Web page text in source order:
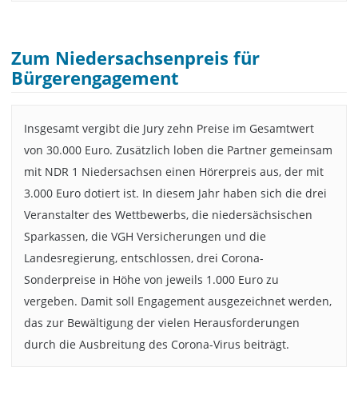
Zum Niedersachsenpreis für
Bürgerengagement
Insgesamt vergibt die Jury zehn Preise im Gesamtwert
von 30.000 Euro. Zusätzlich loben die Partner gemeinsam
mit NDR 1 Niedersachsen einen Hörerpreis aus, der mit
3.000 Euro dotiert ist. In diesem Jahr haben sich die drei
Veranstalter des Wettbewerbs, die niedersächsischen
Sparkassen, die VGH Versicherungen und die
Landesregierung, entschlossen, drei Corona-
Sonderpreise in Höhe von jeweils 1.000 Euro zu
vergeben. Damit soll Engagement ausgezeichnet werden,
das zur Bewältigung der vielen Herausforderungen
durch die Ausbreitung des Corona-Virus beiträgt.